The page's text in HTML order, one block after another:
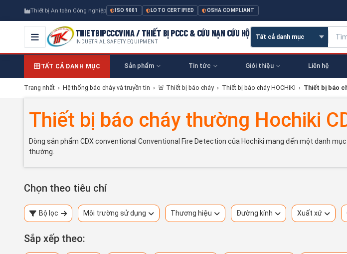
Thiết bị An toàn Công nghiệp ISO 9001 LOTO CERTIFIED OSHA COMPLIANT
THIETBIPCCCVINA / THIẾT BỊ PCCC & CỨU NẠN CỨU HỘ
INDUSTRIAL SAFETY EQUIPMENT
TẤT CẢ DANH MỤC Sản phẩm Tin tức Giới thiệu Liên hệ
Trang nhất › Hệ thống báo cháy và truyền tin › 🚨 Thiết bị báo cháy › Thiết bị báo cháy HOCHIKI › Thiết bị báo
Thiết bị báo cháy thường Hochiki
Dòng sản phẩm CDX conventional Conventional Fire Detection của Hochiki mang đến một danh
thường.
Chọn theo tiêu chí
Bộ lọc Môi trường sử dụng Thương hiệu Đường kính Xuất xứ
Sắp xếp theo: